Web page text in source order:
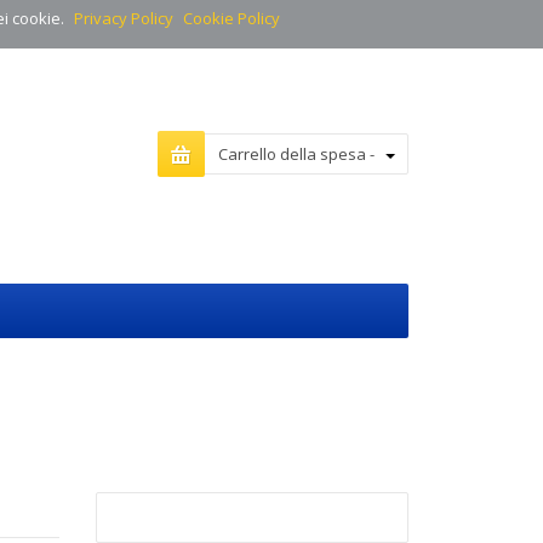
cookie. Privacy Policy Cookie Policy
Carrello della spesa -